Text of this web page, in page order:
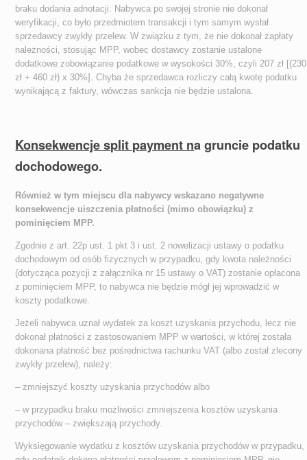
braku dodania adnotacji. Nabywca po swojej stronie nie dokonał
weryfikacji, co było przedmiotem transakcji i tym samym wysłał
sprzedawcy zwykły przelew. W związku z tym, że nie dokonał zapłaty
należności, stosując MPP, wobec dostawcy zostanie ustalone
dodatkowe zobowiązanie podatkowe w wysokości 30%, czyli 207 zł [(230
zł + 460 zł) x 30%]. Chyba że sprzedawca rozliczy całą kwotę podatku
wynikającą z faktury, wówczas sankcja nie będzie ustalona.
Konsekwencje split payment na gruncie podatku
dochodowego.
Również w tym miejscu dla nabywcy wskazano negatywne
konsekwencje uiszczenia płatności (mimo obowiązku) z
pominięciem MPP.
Zgodnie z art. 22p ust. 1 pkt 3 i ust. 2 nowelizacji ustawy o podatku
dochodowym od osób fizycznych w przypadku, gdy kwota należności
(dotycząca pozycji z załącznika nr 15 ustawy o VAT) zostanie opłacona
z pominięciem MPP, to nabywca nie będzie mógł jej wprowadzić w
koszty podatkowe.
Jeżeli nabywca uznał wydatek za koszt uzyskania przychodu, lecz nie
dokonał płatności z zastosowaniem MPP w wartości, w której została
dokonana płatność bez pośrednictwa rachunku VAT (albo został zlecony
zwykły przelew), należy:
– zmniejszyć koszty uzyskania przychodów albo
– w przypadku braku możliwości zmniejszenia kosztów uzyskania
przychodów – zwiększają przychody.
Wyksięgowanie wydatku z kosztów uzyskania przychodów w przypadku,